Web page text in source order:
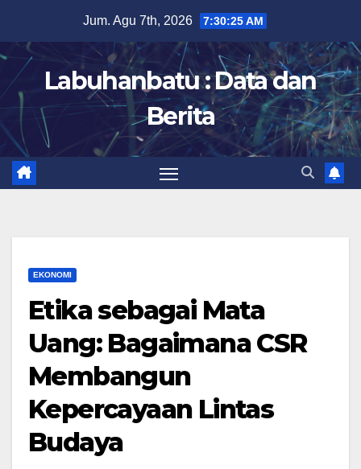
content
Jum. Agu 7th, 2026 7:30:26 AM
Labuhanbatu : Data dan
Berita
EKONOMI
Etika sebagai Mata
Uang: Bagaimana CSR
Membangun
Kepercayaan Lintas
Budaya